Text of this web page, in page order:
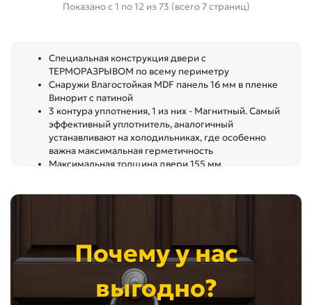
Показано с 1 по 12 из 73 (всего 7 страниц)
Специальная конструкция двери с
ТЕРМОРАЗРЫВОМ по всему периметру
Снаружи Влагостойкая MDF панель 16 мм в пленке
Винорит с патиной
3 контура уплотнения, 1 из них - Магнитный. Самый
эффективный уплотнитель, аналогичный
устанавливают на холодильниках, где особенно
важна максимальная герметичность
Максимальная толщина двери 155 мм
Почему у нас
выгодно?